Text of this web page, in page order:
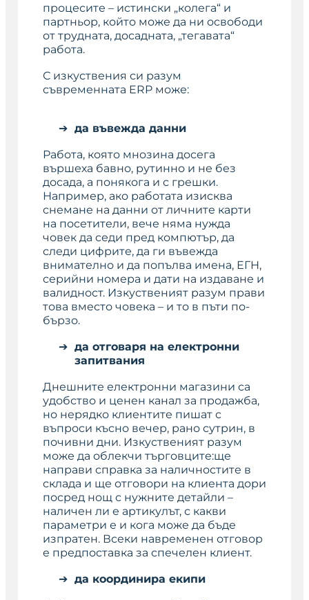
процесите – истински „колега“ и
партньор, който може да ни освободи
от трудната, досадната, „тегавата“
работа.
С изкуствения си разум
съвременната ERP може:
да въвежда данни
Работа, която мнозина досега
вършеха бавно, рутинно и не без
досада, а понякога и с грешки.
Например, ако работата изисква
снемане на данни от личните карти
на посетители, вече няма нужда
човек да седи пред компютър, да
следи цифрите, да ги въвежда
внимателно и да попълва имена, ЕГН,
серийни номера и дати на издаване и
валидност. Изкуственият разум прави
това вместо човека – и то в пъти по-
бързо.
да отговаря на електронни
запитвания
Днешните електронни магазини са
удобство и ценен канал за продажба,
но нерядко клиентите пишат с
въпроси късно вечер, рано сутрин, в
почивни дни. Изкуственият разум
може да облекчи търговците:ще
направи справка за наличностите в
склада и ще отговори на клиента дори
посред нощ с нужните детайли –
наличен ли е артикулът, с какви
параметри е и кога може да бъде
изпратен. Всеки навременен отговор
е предпоставка за спечелен клиент.
да координира екипи